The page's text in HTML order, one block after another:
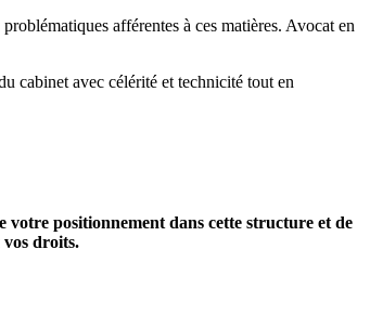
afférentes à ces matières. Avocat en
cabinet avec célérité et technicité tout en
votre positionnement dans cette structure et de
droits.